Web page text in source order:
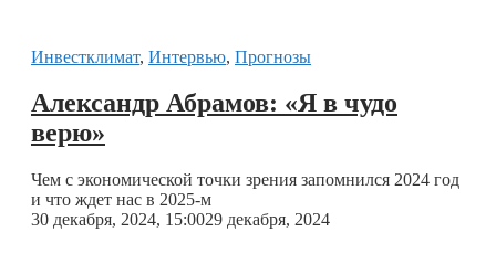
Инвестклимат, Интервью, Прогнозы
Александр Абрамов: «Я в чудо
верю»
Чем с экономической точки зрения запомнился 2024 год
и что ждет нас в 2025-м
30 декабря, 2024, 15:0029 декабря, 2024